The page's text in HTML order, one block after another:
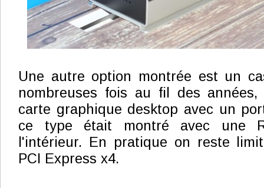
Une autre option montrée est un
nombreuses fois au fil des
carte graphique desktop avec un
ce type était montré avec une
l'intérieur. En pratique on reste
PCI Express x4.